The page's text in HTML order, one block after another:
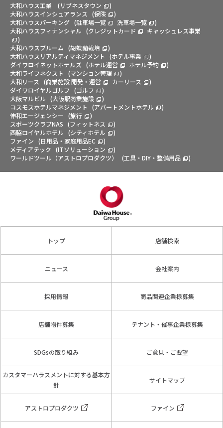
大和ハウス工業 (リブネスタウン
)
大和ハウスインシュアランス
(保険
)
大和ハウスパーキング (駐車場一覧 洗車場一覧
)
大和ハウスフィナンシャル (クレジットカード
キャッシュレス事業
)
大和ハウスブルーム (胡蝶蘭栽培
)
大和ハウスリアルティマネジメント (ホテル事業
)
ダイワロイネットホテルズ (ホテル運営 ホテル予約
)
大和ライフネクスト (マンション管理
)
大和リース
(商業施設 開発・運営 カーリース
)
ダイワロイヤルゴルフ (ゴルフ
)
大阪マルビル (大阪駅商業施設
)
コスモスホテルマネジメント (アパートメントホテル
)
伸和エージェンシー (旅行
)
スポーツクラブNAS (フィットネス
)
西脇ロイヤルホテル (シティホテル
)
ファイン (日用品・家庭用品EC
)
メディアテック (ITソリューション
)
ワールドツール（アストロプロダクツ）
(工具・DIY・整備用品 )
トップ 店舗検索
ニュース 会社案内
採用情報 商品関連企業様募集
店舗物件募集 テナント・催事企業様募集
SDGsの取り組み ご意見・ご要望
カスタマーハラスメントに対する基本方
針
サイトマップ
アストロプロダクツ ファイン